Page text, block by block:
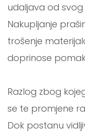
udaljava od
Nakupljanje
trošenje
doprinose
Razlog zbog
se te promjene
Dok postanu